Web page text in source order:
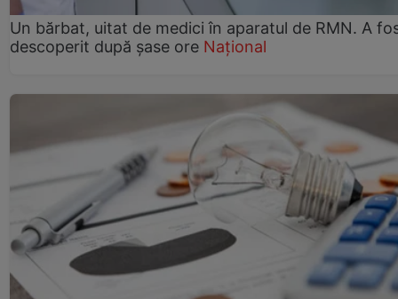
Un bărbat, uitat de medici în aparatul de RMN. A
descoperit după șase ore Național